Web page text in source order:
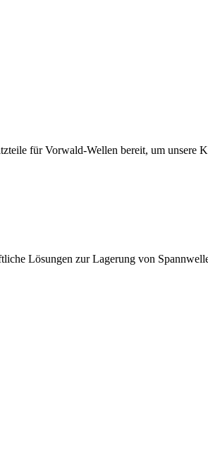
für Vorwald-Wellen bereit, um unsere
Lösungen zur Lagerung von